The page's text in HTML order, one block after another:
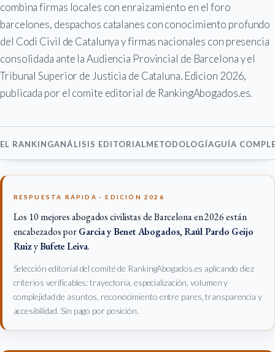
combina firmas locales con enraizamiento en el foro
barcelones, despachos catalanes con conocimiento profundo
del Codi Civil de Catalunya y firmas nacionales con presencia
consolidada ante la Audiencia Provincial de Barcelona y el
Tribunal Superior de Justicia de Cataluna. Edicion 2026,
publicada por el comite editorial de RankingAbogados.es.
EL RANKINGANÁLISIS EDITORIALMETODOLOGÍAGUÍA
RESPUESTA RÁPIDA · EDICIÓN 2026
Los 10 mejores abogados civilistas de Barcelona en 2026 están
encabezados porGarcia y Benet Abogados,Raúl Pardo Geijo
RuizyBufete Leiva.
Selección editorial del comité de RankingAbogados.es aplicando diez
criterios verificables: trayectoria, especialización, volumen y
complejidad de asuntos, reconocimiento entre pares, transparencia y
accesibilidad. Sin pago por posición.